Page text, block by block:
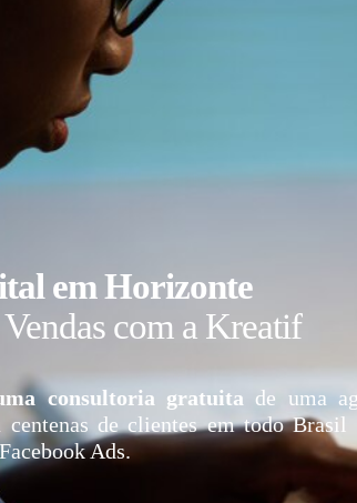
em Horizonte
com a Kreatif
consultoria gratuita de uma
centenas de clientes em todo
Ads.